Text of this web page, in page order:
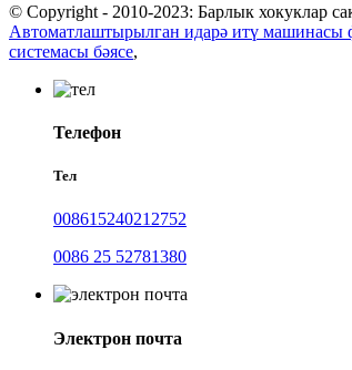
© Copyright - 2010-2023: Барлык хокуклар
Автоматлаштырылган идарә итү машинасы
системасы бәясе,
Телефон
Тел
008615240212752
0086 25 52781380
Электрон почта